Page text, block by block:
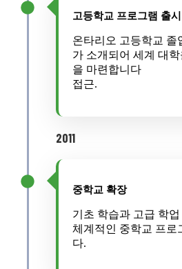
고등학교 프로그램 출시
온타리오 고등학교 졸
가 소개되어 세계 대
을 마련합니다
접근.
2011
중학교 확장
기초 학습과 고급 학
체계적인 중학교 프로
다.